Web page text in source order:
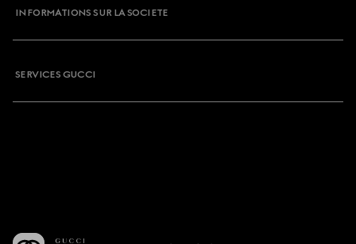
INFORMATIONS SUR LA SOCIETE
SERVICES GUCCI